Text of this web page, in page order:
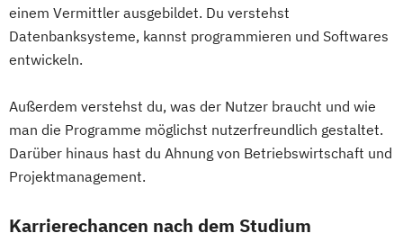
Gesundheitspsychologie
Gesundheitspädagogik
Gesundheitsökonomie
Growth Hacking for Entrepreneurs (DE/EN)
Heilpädagogik
Heilpädagogik und Inklusion
Hotelmanagement (DE/EN)
Massenspektrometrie und molekulare
Analytik
Medienkompetenz und Digital Literacy
Mobile Software Development
Mobility Technologies
Nachhaltiges Lebensmittelmanagement
Power Electronic Engineering
Traffic Accident Research – Aviation Safety
Umweltsystemwissenschaften /
Verfahrenstechnik Wasserkraft
Wirtschaftsingenieurwesen-Bauwesen
Wirtschaftsingenieurwesen-Maschinenbau
einem Vermittler ausgebildet. Du verstehst
Datenbanksysteme, kannst programmieren und Softwares
entwickeln.
Außerdem verstehst du, was der Nutzer braucht und wie
man die Programme möglichst nutzerfreundlich gestaltet.
Darüber hinaus hast du Ahnung von Betriebswirtschaft und
Projektmanagement.
Karrierechancen nach dem Studium